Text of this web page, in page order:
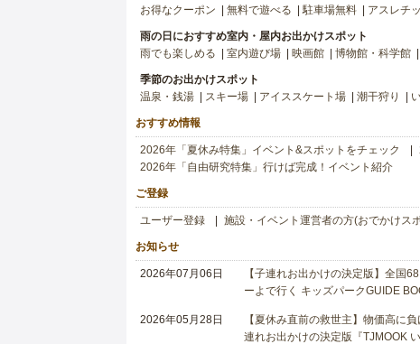
お得なクーポン
無料で遊べる 駐車場無料 アスレチ
雨の日におすすめ室内・屋内お出かけスポット
雨でも楽しめる
室内遊び場 映画館 博物館・科学館
季節のお出かけスポット
温泉・銭湯
スキー場 アイススケート場 潮干狩り
おすすめ情報
2026年「夏休み特集」イベント&スポットをチェック
2026年「自由研究特集」行けば完成！イベント紹介
ご登録
ユーザー登録 施設・イベント運営者の方(おでかけス
お知らせ
2026年07月06日
【子連れお出かけの決定版】全国
ーよで行く キッズパークGUIDE
2026年05月28日
【夏休み直前の救世主】物価高に
連れお出かけの決定版『TJMOOK